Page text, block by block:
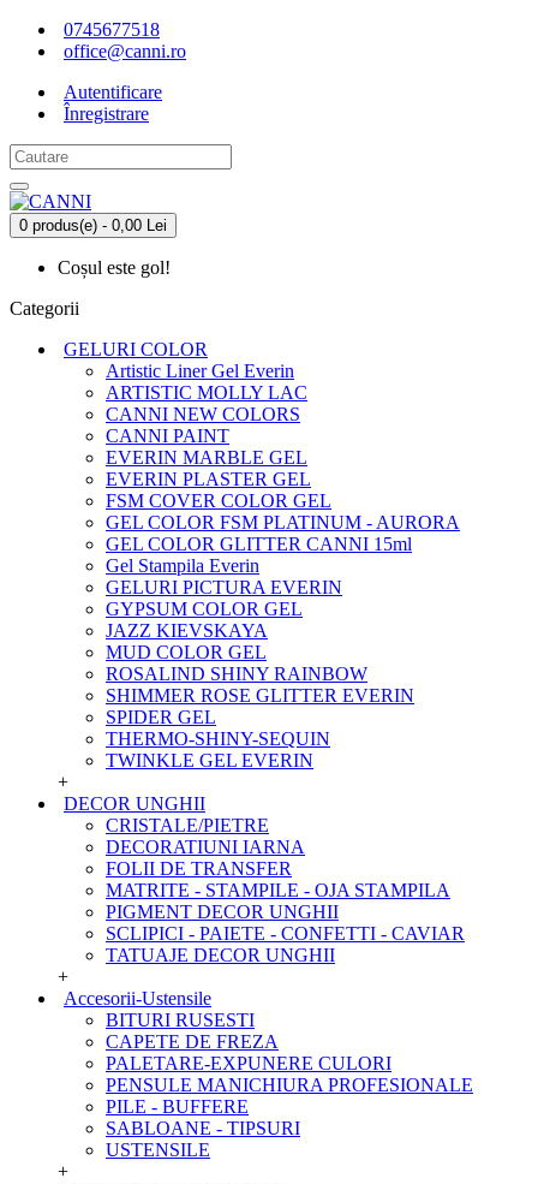
0745677518
office@canni.ro
Autentificare
Înregistrare
0 produs(e) - 0,00 Lei
Coșul este gol!
Categorii
GELURI COLOR
Artistic Liner Gel Everin
ARTISTIC MOLLY LAC
CANNI NEW COLORS
CANNI PAINT
EVERIN MARBLE GEL
EVERIN PLASTER GEL
FSM COVER COLOR GEL
GEL COLOR FSM PLATINUM - AURORA
GEL COLOR GLITTER CANNI 15ml
Gel Stampila Everin
GELURI PICTURA EVERIN
GYPSUM COLOR GEL
JAZZ KIEVSKAYA
MUD COLOR GEL
ROSALIND SHINY RAINBOW
SHIMMER ROSE GLITTER EVERIN
SPIDER GEL
THERMO-SHINY-SEQUIN
TWINKLE GEL EVERIN
+
DECOR UNGHII
CRISTALE/PIETRE
DECORATIUNI IARNA
FOLII DE TRANSFER
MATRITE - STAMPILE - OJA STAMPILA
PIGMENT DECOR UNGHII
SCLIPICI - PAIETE - CONFETTI - CAVIAR
TATUAJE DECOR UNGHII
+
Accesorii-Ustensile
BITURI RUSESTI
CAPETE DE FREZA
PALETARE-EXPUNERE CULORI
PENSULE MANICHIURA PROFESIONALE
PILE - BUFFERE
SABLOANE - TIPSURI
USTENSILE
+